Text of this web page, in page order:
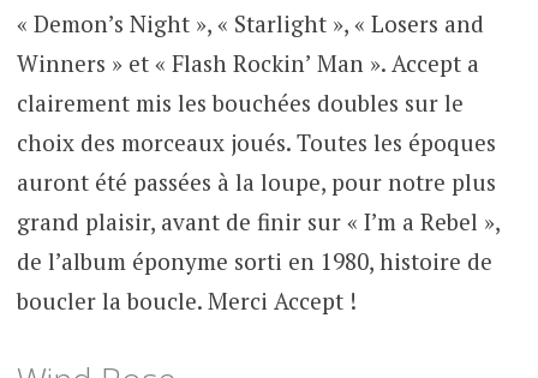
« Demon’s Night », « Starlight », « Losers and
Winners » et « Flash Rockin’ Man ». Accept a
clairement mis les bouchées doubles sur le
choix des morceaux joués. Toutes les époques
auront été passées à la loupe, pour notre plus
grand plaisir, avant de finir sur « I’m a Rebel »,
de l’album éponyme sorti en 1980, histoire de
boucler la boucle. Merci Accept !